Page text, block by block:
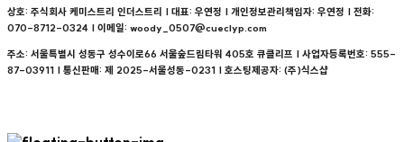
상호: 주식회사 케미스트리 인더스트리 | 대표: 우연정 | 개인정보관리책임자: 우연정 | 전화:
070-8712-0324 | 이메일: woody_0507@cueclyp.com
주소: 서울특별시 성동구 성수이로66 서울숲드림타워 405호 큐클리프 | 사업자등록번호: 555-
87-03911 | 통신판매: 제 2025-서울성동-0231 | 호스팅제공자: (주)식스샵